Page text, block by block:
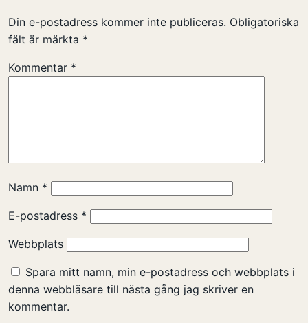
Din e-postadress kommer inte publiceras. Obligatoriska
fält är märkta *
Kommentar *
Namn *
E-postadress *
Webbplats
Spara mitt namn, min e-postadress och webbplats i
denna webbläsare till nästa gång jag skriver en
kommentar.